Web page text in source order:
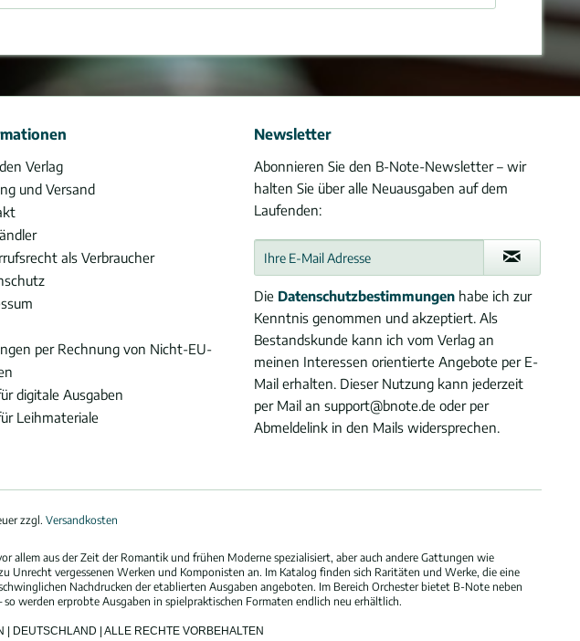
Verlag
und Versand
als Verbraucher
per Rechnung von Nicht-EU-
digitale Ausgaben
Leihmateriale
Newsletter
Abonnieren Sie den B-Note-Newsletter – wir
halten Sie über alle Neuausgaben auf dem
Laufenden:
Die Datenschutzbestimmungen habe ich zur
Kenntnis genommen und akzeptiert. Als
Bestandskunde kann ich vom Verlag an
meinen Interessen orientierte Angebote per E-
Mail erhalten. Dieser Nutzung kann jederzeit
per Mail an support@bnote.de oder per
Abmeldelink in den Mails widersprechen.
zzgl. Versandkosten
allem aus der Zeit der Romantik und frühen Moderne spezialisiert, aber auch andere Gattungen wie
vergessenen Werken und Komponisten an. Im Katalog finden sich Raritäten und Werke, die eine
Nachdrucken der etablierten Ausgaben angeboten. Im Bereich Orchester bietet B-Note neben
werden erprobte Ausgaben in spielpraktischen Formaten endlich neu erhältlich.
DEUTSCHLAND | ALLE RECHTE VORBEHALTEN